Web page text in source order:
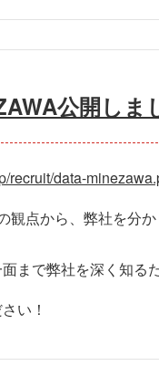
公開しま
recruit/data-
観点から、弊社を分
まで弊社を深く知る
い！